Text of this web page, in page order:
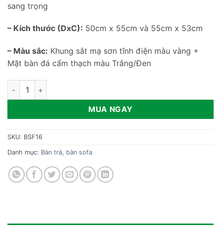
sang trọng
– Kích thước (DxC): 50cm x 55cm và 55cm x 53cm
– Màu sắc: Khung sắt mạ sơn tĩnh điện màu vàng +
Mặt bàn đá cẩm thạch màu Trắng/Đen
Bàn cạnh sofa đá cẩm thạch BSF16 số lượng
MUA NGAY
SKU: BSF16
Danh mục: Bàn trà, bàn sofa